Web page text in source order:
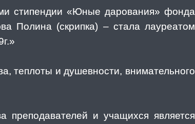
стипендии «Юные дарования» фонда
Полина (скрипка) – стала лауреатом
и душевности, внимательного
и учащихся является